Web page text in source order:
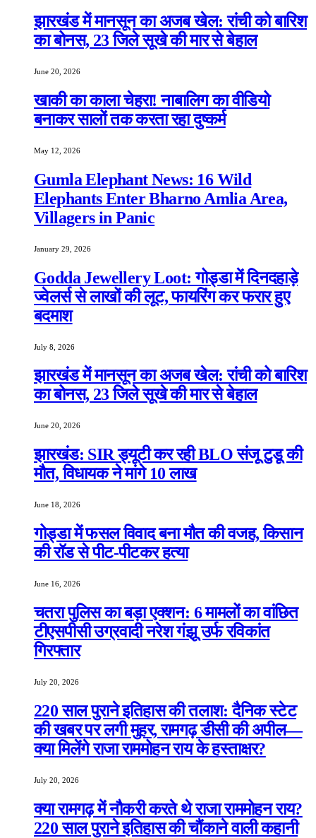
झारखंड में मानसून का अजब खेल: रांची को बारिश
का बोनस, 23 जिले सूखे की मार से बेहाल
June 20, 2026
खाकी का काला चेहरा! नाबालिग का वीडियो
बनाकर सालों तक करता रहा दुष्कर्म
May 12, 2026
Gumla Elephant News: 16 Wild
Elephants Enter Bharno Amlia Area,
Villagers in Panic
January 29, 2026
Godda Jewellery Loot: गोड्डा में दिनदहाड़े
ज्वेलर्स से लाखों की लूट, फायरिंग कर फरार हुए
बदमाश
July 8, 2026
झारखंड में मानसून का अजब खेल: रांची को बारिश
का बोनस, 23 जिले सूखे की मार से बेहाल
June 20, 2026
झारखंड: SIR ड्यूटी कर रही BLO संजू टुडू की
मौत, विधायक ने मांगे 10 लाख
June 18, 2026
गोड्डा में फसल विवाद बना मौत की वजह, किसान
की रॉड से पीट-पीटकर हत्या
June 16, 2026
चतरा पुलिस का बड़ा एक्शन: 6 मामलों का वांछित
टीएसपीसी उग्रवादी नरेश गंझू उर्फ रविकांत
गिरफ्तार
July 20, 2026
220 साल पुराने इतिहास की तलाश: दैनिक स्टेट
की खबर पर लगी मुहर, रामगढ़ डीसी की अपील—
क्या मिलेंगे राजा राममोहन राय के हस्ताक्षर?
July 20, 2026
क्या रामगढ़ में नौकरी करते थे राजा राममोहन राय?
220 साल पुराने इतिहास की चौंकाने वाली कहानी